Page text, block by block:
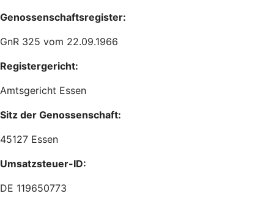
Genossenschaftsregister:
GnR 325 vom 22.09.1966
Registergericht:
Amtsgericht Essen
Sitz der Genossenschaft:
45127 Essen
Umsatzsteuer-ID:
DE 119650773